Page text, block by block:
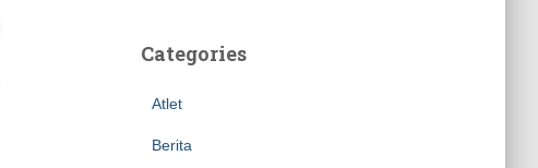
Categories
Atlet
Berita